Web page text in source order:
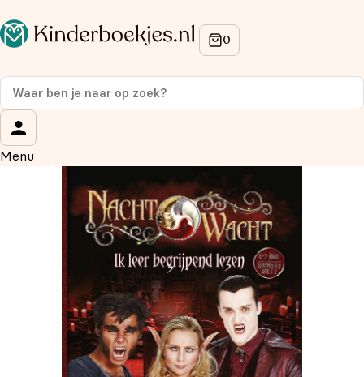
Menu
Op de hoogte blijven van onze acties?
Meld je aan voor onze nieuwsbrief en ontvang
korting
Wat is je voornaam?
Wat is je e-mailadres?*
Aanmelden
We gebruiken je gegevens om contact op te nemen, in
overeenstemming met onsprivacybeleid.